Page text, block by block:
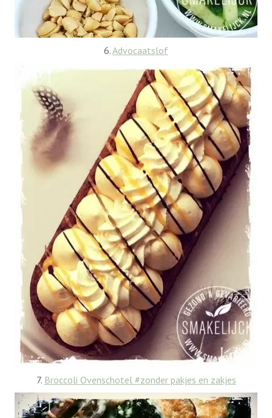
6.Advocaatslof
7. Broccoli Ovenschotel #zonder pakjes en zakjes